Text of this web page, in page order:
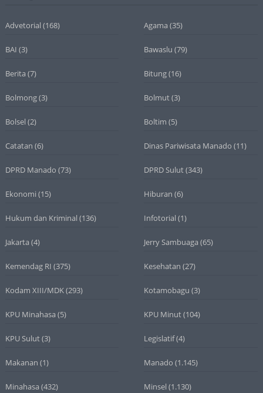
Advetorial (168) Agama (35)
BAI (3) Bawaslu (79)
Berita (7) Bitung(16)
Bolmong(3) Bolmut(3)
Bolsel (2) Boltim (5)
Catatan (6) Dinas Pariwisata Manado (11)
DPRD Manado (73) DPRD Sulut(343)
Ekonomi (15) Hiburan (6)
Hukum dan Kriminal (136) Infotorial (1)
Jakarta (4) Jerry Sambuaga (65)
Kemendag RI (375) Kesehatan (27)
Kodam XIII/MDK(293) Kotamobagu (3)
KPU Minahasa (5) KPU Minut(104)
KPU Sulut(3) Legislatif(4)
Makanan (1) Manado (1.145)
Minahasa (432) Minsel (1.130)